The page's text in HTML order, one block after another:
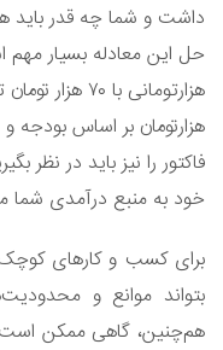
داشت و شما چه قدر باید
هزارتومان بر اساس بودجه
فاکتور را نیز باید در نظر
خود به منبع درآمدی شما
برای کسب و کارهای
بتواند موانع و
هم‌چنین، گاهی ممکن است